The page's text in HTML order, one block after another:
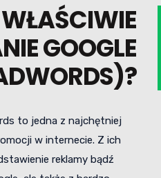
GOOGLE
to jedna z najchętniej
w internecie. Z ich
reklamy bądź